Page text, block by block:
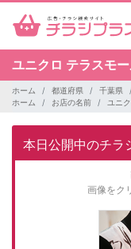
ユニクロ テラスモ
ホーム 都道府県 千葉県
ホーム
お店の名前 ユニ
本日公開中のチラ
画像をク